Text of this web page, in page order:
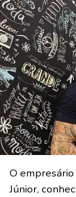
O
Júnior,